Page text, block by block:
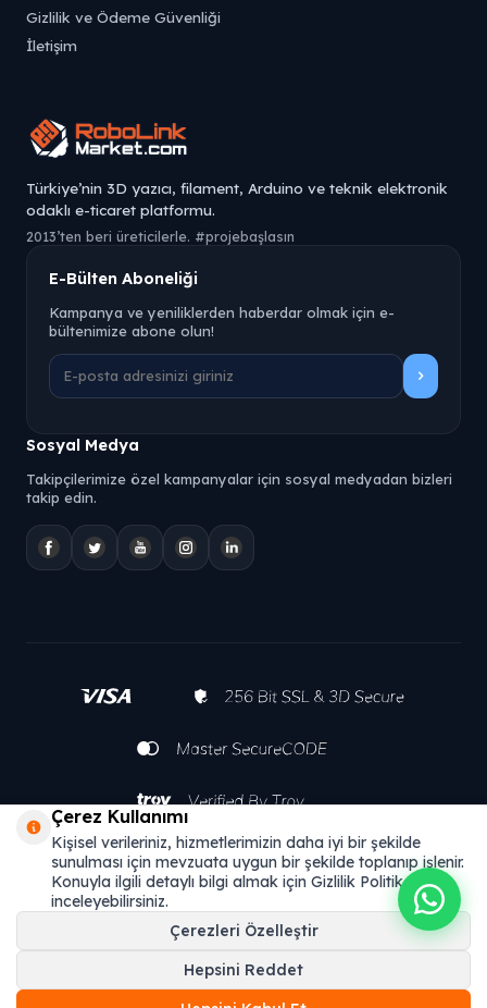
Gizlilik ve Ödeme Güvenliği
İletişim
Türkiye’nin 3D yazıcı, filament, Arduino ve teknik elektronik
odaklı e-ticaret platformu.
2013’ten beri üreticilerle. #projebaşlasın
E-Bülten Aboneliği
Kampanya ve yeniliklerden haberdar olmak için e-
bültenimize abone olun!
Sosyal Medya
Takipçilerimize özel kampanyalar için sosyal medyadan bizleri
takip edin.
Çerez Kullanımı
Kişisel verileriniz, hizmetlerimizin daha iyi bir şekilde
sunulması için mevzuata uygun bir şekilde toplanıp işlenir.
Konuyla ilgili detaylı bilgi almak için Gizlilik Politikamızı
inceleyebilirsiniz.
Çerezleri Özelleştir
Hepsini Reddet